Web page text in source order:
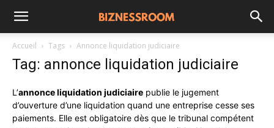
Accueil Tags Annonce liquidation judiciaire
Tag: annonce liquidation judiciaire
L’annonce liquidation judiciaire publie le jugement
d’ouverture d’une liquidation quand une entreprise cesse ses
paiements. Elle est obligatoire dès que le tribunal compétent